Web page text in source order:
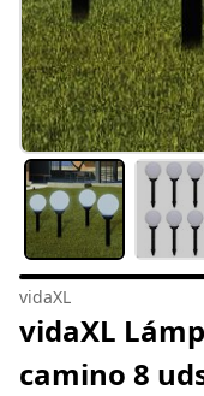
vidaXL
vidaXL
camino 8